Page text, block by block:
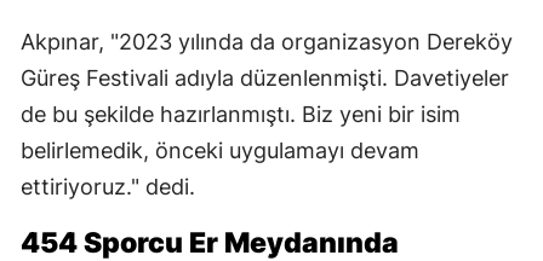
Akpınar, "2023 yılında da organizasyon Dereköy
Güreş Festivali adıyla düzenlenmişti. Davetiyeler
de bu şekilde hazırlanmıştı. Biz yeni bir isim
belirlemedik, önceki uygulamayı devam
ettiriyoruz." dedi.
454 Sporcu Er Meydanında